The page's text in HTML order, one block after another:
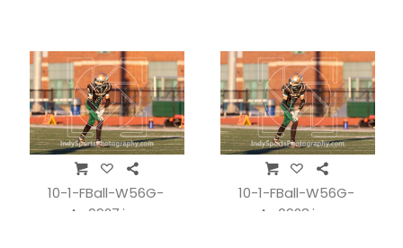
10-1-FBall-W56G-
A_0927.jpg
10-1-FBall-W56G-
A_0928.jpg